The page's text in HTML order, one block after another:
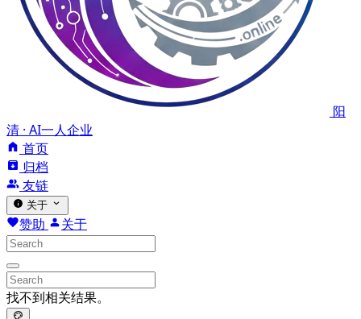
阳
清 · AI一人企业
首页
归档
友链
关于
赞助 关于
找不到相关结果。